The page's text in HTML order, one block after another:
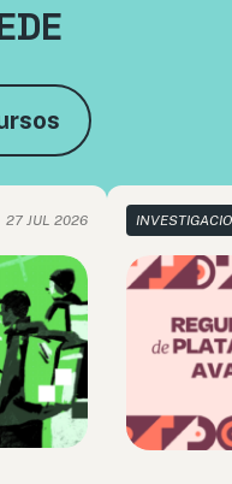
27 JUL 2026